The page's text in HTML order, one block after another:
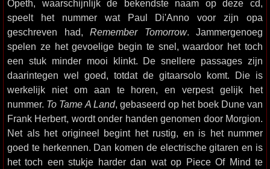
Opeth, waarschijnlijk de bekendste naam op deze cd,
speelt het nummer wat Paul Di'Anno voor zijn opa
geschreven had, Remember Tomorrow. Jammergenoeg
spelen ze het gevoelige begin te snel, waardoor het toch
een stuk minder mooi klinkt. De snellere passages zijn
daarintegen wel goed, totdat de gitaarsolo komt. Die is
werkelijk niet om aan te horen, en verpest gelijk het
nummer. To Tame A Land, gebaseerd op het boek Dune van
Frank Herbert, wordt onder handen genomen door Morgion.
Net als het origineel begint het rustig, en is het nummer
goed te herkennen. Dan komen de electrische gitaren en is
het toch een stukje harder dan wat op Piece Of Mind te